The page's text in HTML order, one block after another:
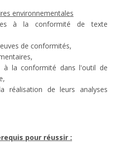
environnementales
à la conformité de texte
de conformités,
à la conformité dans l'outil de
réalisation de leurs analyses
pour réussir :